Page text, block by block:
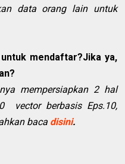
data orang lain untuk
mendaftar?Jika ya,
mempersiapkan 2 hal
vector berbasis Eps.10,
baca disini.